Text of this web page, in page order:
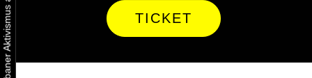
TICKET